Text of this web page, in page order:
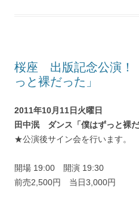
桜座 出版記念公演！
っと裸だった」
2011年10月11日火曜日
田中泯 ダンス「僕はずっと裸だ
★公演後サイン会を行います。
開場 19:00 開演 19:30
前売2,500円 当日3,000円